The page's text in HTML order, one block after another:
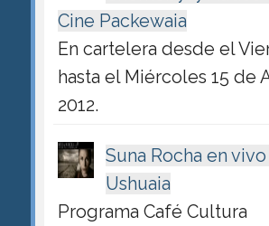
Cine Packewaia
En cartelera desde el
hasta el Miércoles 15 de
2012.
Suna Rocha en
Ushuaia
Programa Café Cultura